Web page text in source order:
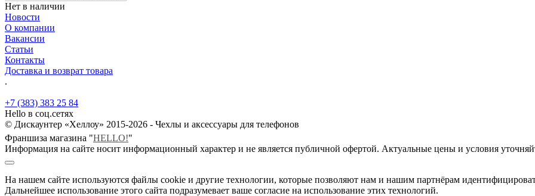
Нет в наличии
Новости
О компании
Вакансии
Статьи
Контакты
Доставка и возврат товара
.
+7 (383) 383 25 84
Hello в соц.сетях
© Дискаунтер «Хеллоу» 2015-2026 - Чехлы и аксессуары для телефонов
Франшиза магазина "HELLO!"
Информация на сайте носит информационный характер и не является публичной офертой. Актуальные цены и условия
На нашем сайте используются файлы cookie и другие технологии, которые позволяют нам и нашим партнёрам
Дальнейшее использование этого сайта подразумевает ваше согласие на использование этих технологий.